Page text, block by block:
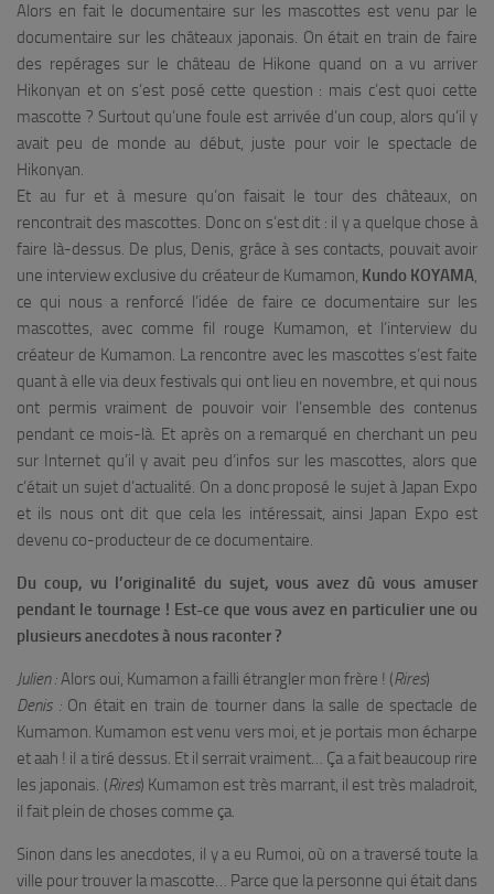
Alors en fait le documentaire sur les mascottes est venu par le
documentaire sur les châteaux japonais. On était en train de faire
des repérages sur le château de Hikone quand on a vu arriver
Hikonyan et on s’est posé cette question : mais c’est quoi cette
mascotte ? Surtout qu’une foule est arrivée d’un coup, alors qu’il y
avait peu de monde au début, juste pour voir le spectacle de
Hikonyan.
Et au fur et à mesure qu’on faisait le tour des châteaux, on
rencontrait des mascottes. Donc on s’est dit : il y a quelque chose à
faire là-dessus. De plus, Denis, grâce à ses contacts, pouvait avoir
une interview exclusive du créateur de Kumamon, Kundo KOYAMA,
ce qui nous a renforcé l’idée de faire ce documentaire sur les
mascottes, avec comme fil rouge Kumamon, et l’interview du
créateur de Kumamon. La rencontre avec les mascottes s’est faite
quant à elle via deux festivals qui ont lieu en novembre, et qui nous
ont permis vraiment de pouvoir voir l’ensemble des contenus
pendant ce mois-là. Et après on a remarqué en cherchant un peu
sur Internet qu’il y avait peu d’infos sur les mascottes, alors que
c’était un sujet d’actualité. On a donc proposé le sujet à Japan Expo
et ils nous ont dit que cela les intéressait, ainsi Japan Expo est
devenu co-producteur de ce documentaire.
Du coup, vu l’originalité du sujet, vous avez dû vous amuser
pendant le tournage ! Est-ce que vous avez en particulier une ou
plusieurs anecdotes à nous raconter ?
Julien :Alors oui, Kumamon a failli étrangler mon frère ! (Rires)
Denis :On était en train de tourner dans la salle de spectacle de
Kumamon. Kumamon est venu vers moi, et je portais mon écharpe
et aah ! il a tiré dessus. Et il serrait vraiment… Ça a fait beaucoup rire
les japonais. (Rires) Kumamon est très marrant, il est très maladroit,
il fait plein de choses comme ça.
Sinon dans les anecdotes, il y a eu Rumoi, où on a traversé toute la
ville pour trouver la mascotte… Parce que la personne qui était dans